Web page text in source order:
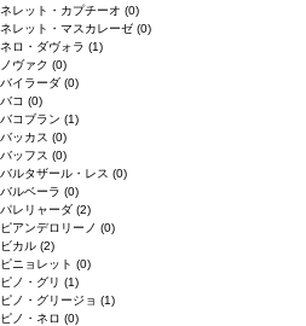
ネレット・カプチーオ (0)
ネレット・マスカレーゼ (0)
ネロ・ダヴォラ (1)
ノヴァク (0)
バイラーダ (0)
バコ (0)
バコブラン (1)
バッカス (0)
バッフス (0)
バルタザール・レス (0)
バルベーラ (0)
パレリャーダ (2)
ピアンデロリーノ (0)
ビカル (2)
ピニョレット (0)
ピノ・グリ (1)
ピノ・グリージョ (1)
ピノ・ネロ (0)